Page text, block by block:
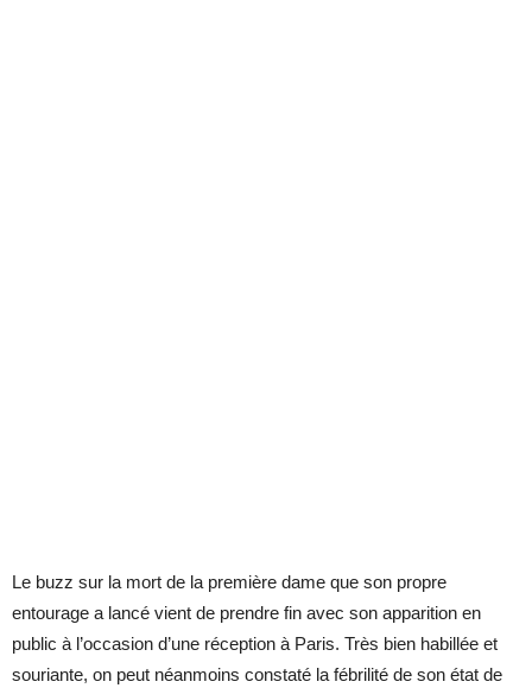
Le buzz sur la mort de la première dame que son propre
entourage a lancé vient de prendre fin avec son apparition en
public à l’occasion d’une réception à Paris. Très bien habillée et
souriante, on peut néanmoins constaté la fébrilité de son état de